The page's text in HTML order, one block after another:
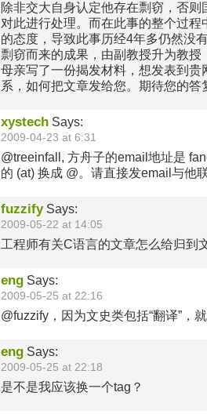
除非交大自身认定他存在剽窃，否
对此进行处理。而在此事的整个过程
的态度，导致此事历经4年多仍然没
剽窃而来的成果，由副教授升为教授
母亲写了一份揭发材料，想发表到贵
系，如何把文章发给您。期待您的答
xystech Says:
2009-04-23 at 6:31
@treeinfall, 方舟子的email地址是
的 (at) 换成 @。请直接发email与他
fuzzifySays:
2009-05-22 at 14:05
工程师有关C语言的文章怎么给归到
eng Says:
2009-05-25 at 22:16
@fuzzify，因为文史类包括“翻译”，
eng Says:
2009-05-25 at 22:18
是不是我应该换一个tag？